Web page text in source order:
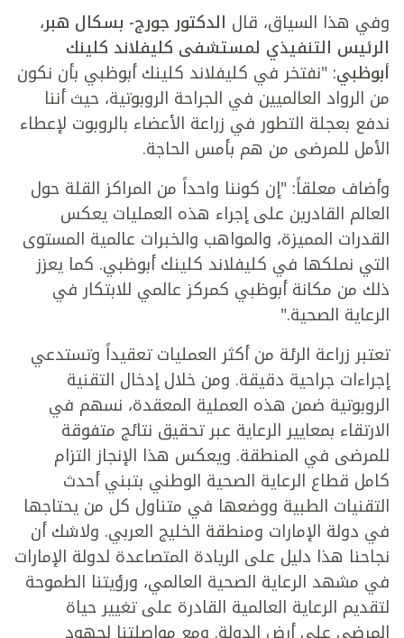
وفي هذا السياق، قال الدكتور جورج- بسكال هبر،
الرئيس التنفيذي لمستشفى كليفلاند كلينك
أبوظبي: "نفتخر في كليفلاند كلينك أبوظبي بأن نكون
من الرواد العالميين في الجراحة الروبوتية، حيث أننا
ندفع بعجلة التطور في زراعة الأعضاء بالروبوت لإعطاء
الأمل للمرضى من هم بأمس الحاجة.
وأضاف معلقاً: "إن كوننا واحداً من المراكز القلة حول
العالم القادرين على إجراء هذه العمليات يعكس
القدرات المميزة، والمواهب والخبرات عالمية المستوى
التي نملكها في كليفلاند كلينك أبوظبي. كما يعزز
ذلك من مكانة أبوظبي كمركز عالمي للابتكار في
الرعاية الصحية."
تعتبر زراعة الرئة من أكثر العمليات تعقيداً وتستدعي
إجراءات جراحية دقيقة. ومن خلال إدخال التقنية
الروبوتية ضمن هذه العملية المعقدة، نسهم في
الارتقاء بمعايير الرعاية عبر تحقيق نتائج متفوقة
للمرضى في المنطقة. ويعكس هذا الإنجاز التزام
كامل قطاع الرعاية الصحية الوطني بتبني أحدث
التقنيات الطبية ووضعها في متناول كل من يحتاجها
في دولة الإمارات ومنطقة الخليج العربي. ولاشك أن
نجاحنا هذا دليل على الريادة المتصاعدة لدولة الإمارات
في مشهد الرعاية الصحية العالمي، ورؤيتنا الطموحة
لتقديم الرعاية العالمية القادرة على تغيير حياة